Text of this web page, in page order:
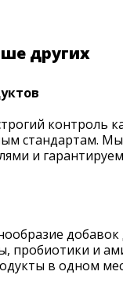
других
контроль
стандартам.
и гарантируем
добавок
пробиотики и
в одном